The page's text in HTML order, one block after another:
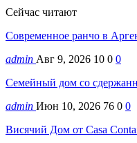
Сейчас читают
Современное ранчо в
admin Авг 9, 2026 10 0 0
Семейный дом со
admin Июн 10, 2026 76 0 0
Висячий Дом от Casa